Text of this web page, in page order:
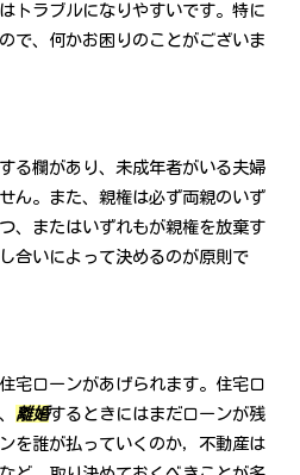
トラブルになりやすいです。特に
で、何かお困りのことがございま
る欄があり、未成年者がいる夫婦
ん。また、親権は必ず両親のいず
、またはいずれもが親権を放棄す
合いによって決めるのが原則で
宅ローンがあげられます。住宅ロ
離婚するときにはまだローンが残
を誰が払っていくのか，不動産は